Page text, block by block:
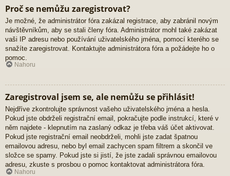
Proč se nemůžu zaregistrovat?
Je možné, že administrátor fóra zakázal registrace, aby zabránil novým
návštěvníkům, aby se stali členy fóra. Administrátor mohl také zakázat
vaši IP adresu nebo používání uživatelského jména, pomocí kterého se
snažíte zaregistrovat. Kontaktujte administrátora fóra a požádejte ho o
pomoc.
Nahoru
Zaregistroval jsem se, ale nemůžu se přihlásit!
Nejdříve zkontrolujte správnost vašeho uživatelského jména a hesla.
Pokud jste obdrželi registrační email, pokračujte podle instrukcí, které v
něm najdete - klepnutím na zaslaný odkaz je třeba váš účet aktivovat.
Pokud jste registrační email neobdrželi, mohli jste zadat špatnou
emailovou adresu, nebo byl email zachycen spam filtrem a skončil ve
složce se spamy. Pokud jste si jistí, že jste zadali správnou emailovou
adresu, zkuste s prosbou o pomoc kontaktovat administrátora fóra.
Nahoru